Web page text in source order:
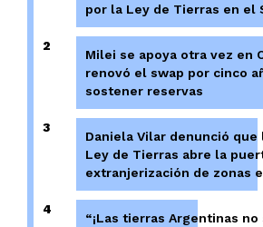
por la Ley de Tierras en el
2
Milei se apoya otra vez en
renovó el swap por cinco
sostener reservas
3
Daniela Vilar denunció
Ley de Tierras abre la
extranjerización de zonas
4
“¡Las tierras Argentinas no